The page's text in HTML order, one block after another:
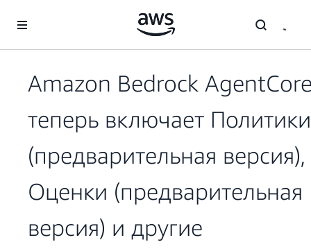
Перейти к главному контенту
Amazon Bedrock
теперь включает Политики
(предварительная версия),
Оценки (предварительная
версия) и другие